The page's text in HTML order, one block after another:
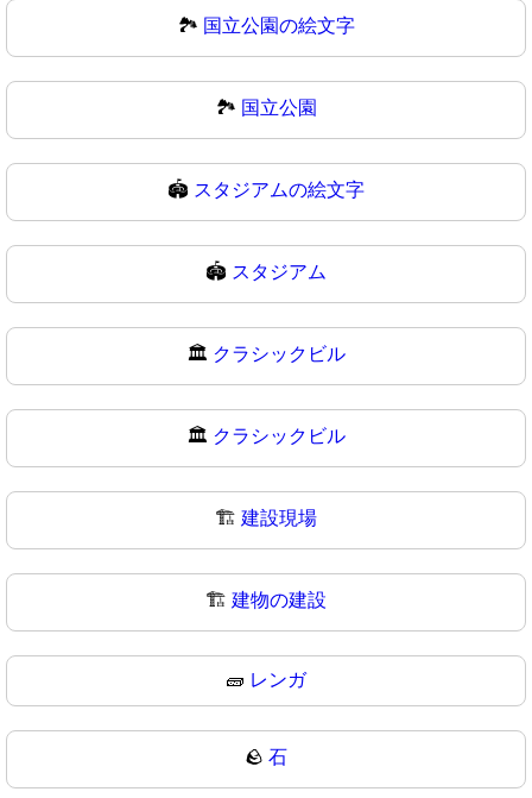
🏞️ 国立公園の絵文字
🏞 国立公園
🏟️ スタジアムの絵文字
🏟 スタジアム
🏛️ クラシックビル
🏛 クラシックビル
🏗️ 建設現場
🏗 建物の建設
🧱 レンガ
🪨 石